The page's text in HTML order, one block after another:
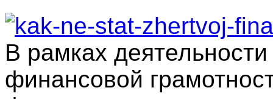
В рамках
финансовой